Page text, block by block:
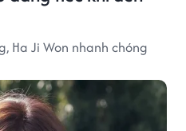
Ha Ji Won nhanh chóng